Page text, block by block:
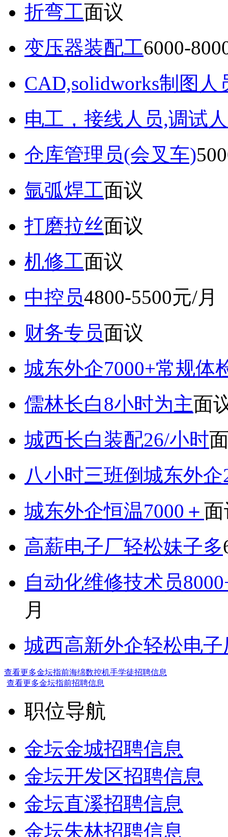
折弯工面议
变压器装配工6000-
CAD,solidworks制图人
电工，接线人员,调试
仓库管理员(会叉车)
氩弧焊工面议
打磨拉丝面议
机修工面议
中控员4800-5500元/月
财务专员面议
城东外企7000+常规体
儒林长白8小时为主面
城西长白装配26/小时
八小时三班倒城东外企
城东外企恒温7000＋
高薪电子厂轻松妹子多
自动化维修技术员
月
城西高新外企轻松电子
查看更多金坛指前海绵数控机手学徒招聘信息
查看更多金坛指前招聘信息
职位导航
金坛金城招聘信息
金坛开发区招聘信息
金坛直溪招聘信息
金坛朱林招聘信息